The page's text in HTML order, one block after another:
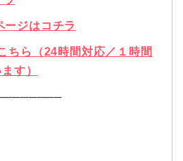
ジはコチラ
ちら（24時間対応／１時間
す）